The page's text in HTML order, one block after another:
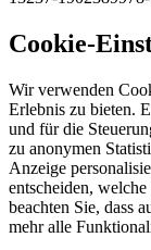
Cookie-
Wir verwenden
Erlebnis zu bieten.
und für die
zu anonymen
Anzeige
entscheiden,
beachten Sie, dass
mehr alle